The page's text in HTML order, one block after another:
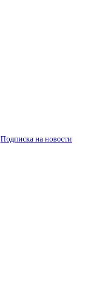
Подписка на новости